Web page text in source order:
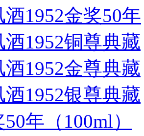
酒1952金奖50年
酒1952铜尊典藏
酒1952金尊典藏
酒1952银尊典藏
年（100ml）